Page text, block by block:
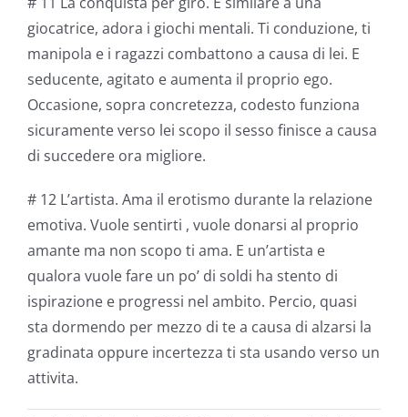
giocatrice, adora i giochi mentali. Ti conduzione, ti
manipola e i ragazzi combattono a causa di lei. E
seducente, agitato e aumenta il proprio ego.
Occasione, sopra concretezza, codesto funziona
sicuramente verso lei scopo il sesso finisce a causa
di succedere ora migliore.
# 12 L’artista. Ama il erotismo durante la relazione
emotiva. Vuole sentirti , vuole donarsi al proprio
amante ma non scopo ti ama. E un’artista e
qualora vuole fare un po’ di soldi ha stento di
ispirazione e progressi nel ambito. Percio, quasi
sta dormendo per mezzo di te a causa di alzarsi la
gradinata oppure incertezza ti sta usando verso un
attivita.